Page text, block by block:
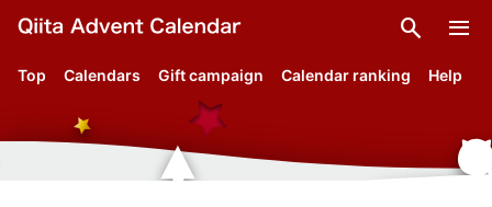
search menu
Top Calendars Gift campaign Calendar ranking Help